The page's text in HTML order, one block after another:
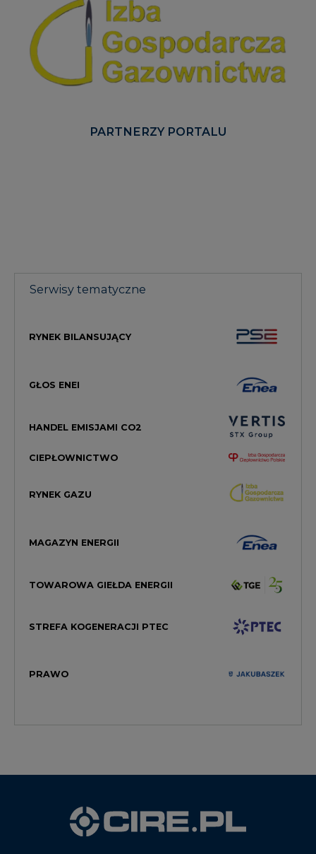
PARTNERZY PORTALU
Serwisy tematyczne
RYNEK BILANSUJĄCY
GŁOS ENEI
HANDEL EMISJAMI CO2
CIEPŁOWNICTWO
RYNEK GAZU
MAGAZYN ENERGII
TOWAROWA GIEŁDA ENERGII
STREFA KOGENERACJI PTEC
PRAWO